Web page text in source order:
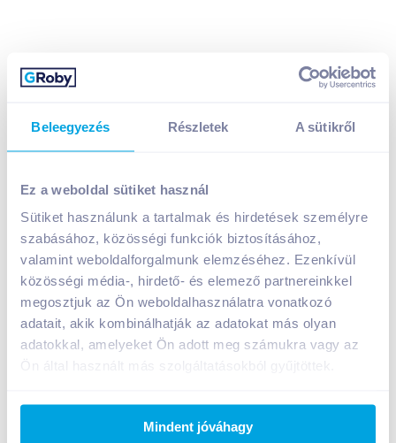
Beleegyezés Részletek A sütikről
Ez a weboldal sütiket használ
Sütiket használunk a tartalmak és hirdetések személyre
szabásához, közösségi funkciók biztosításához,
valamint weboldalforgalmunk elemzéséhez. Ezenkívül
közösségi média-, hirdető- és elemező partnereinkkel
megosztjuk az Ön weboldalhasználatra vonatkozó
adatait, akik kombinálhatják az adatokat más olyan
adatokkal, amelyeket Ön adott meg számukra vagy az
Mindent jóváhagy
Tiffán's Villányi Portugieser 2023 0,75 l száraz
1 899Ft /
Egységár: 2 532Ft /liter
Nettó eladási ár: 1 495Ft /db(27% áfa)
KosárbaKosárba